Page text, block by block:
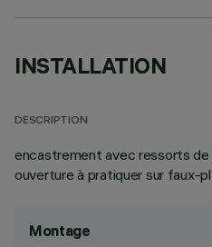
INSTALLATION
DESCRIPTION
encastrement avec ressorts de
ouverture à pratiquer sur faux-
Montage